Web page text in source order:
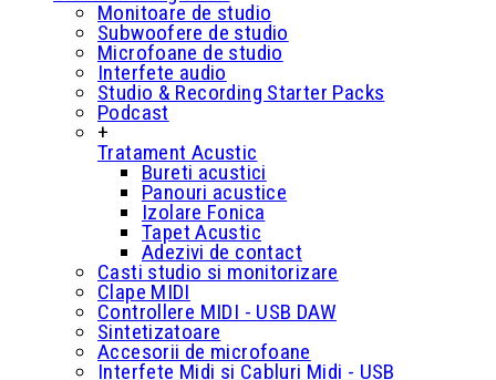
Monitoare de studio
Subwoofere de studio
Microfoane de studio
Interfete audio
Studio & Recording Starter Packs
Podcast
+
Tratament Acustic
Bureti acustici
Panouri acustice
Izolare Fonica
Tapet Acustic
Adezivi de contact
Casti studio si monitorizare
Clape MIDI
Controllere MIDI - USB DAW
Sintetizatoare
Accesorii de microfoane
Interfete Midi si Cabluri Midi - USB